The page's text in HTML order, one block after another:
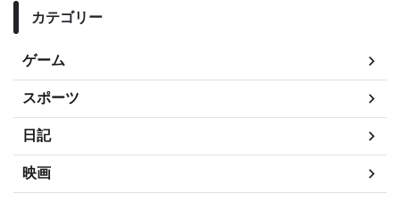
カテゴリー
ゲーム
スポーツ
日記
映画